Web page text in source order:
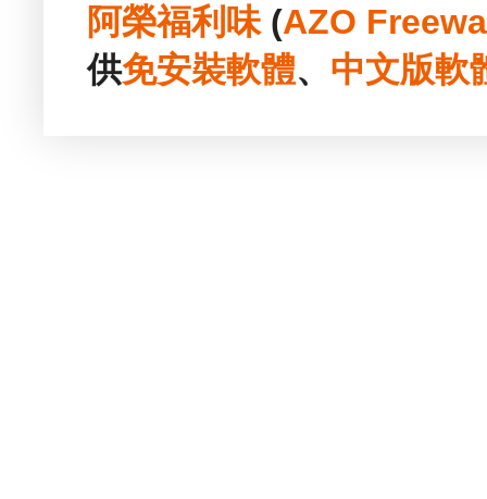
阿榮福利味(AZO
供免安裝軟體、 中文版軟